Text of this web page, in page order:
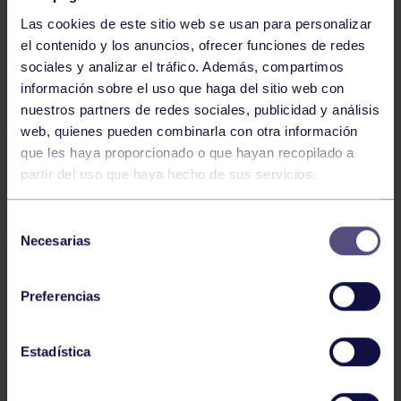
Las cookies de este sitio web se usan para personalizar
el contenido y los anuncios, ofrecer funciones de redes
sociales y analizar el tráfico. Además, compartimos
información sobre el uso que haga del sitio web con
nuestros partners de redes sociales, publicidad y análisis
web, quienes pueden combinarla con otra información
que les haya proporcionado o que hayan recopilado a
partir del uso que haya hecho de sus servicios.
Necesarias
Preferencias
Estadística
Voleibol
CAMPEONAS DE ASTURIAS
Voleibol